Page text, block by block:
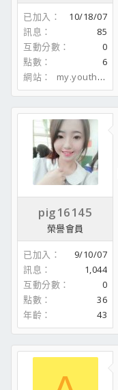
已加入
10/18/07
訊息
85
互動分數
0
點數
6
網站
my.youthwant.com.tw
pig16145
榮譽會員
已加入
9/10/07
訊息
1,044
互動分數
0
點數
36
年齡
43